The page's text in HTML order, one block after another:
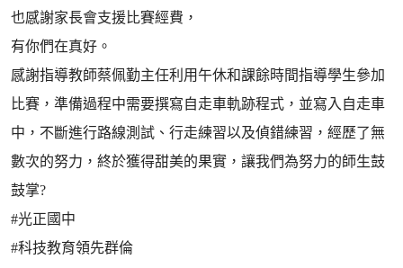
也感謝家長會支援比賽經費，
有你們在真好。
感謝指導教師蔡佩勤主任利用午休和課餘時間指導學生參加
比賽，準備過程中需要撰寫自走車軌跡程式，並寫入自走車
中，不斷進行路線測試、行走練習以及偵錯練習，經歷了無
數次的努力，終於獲得甜美的果實，讓我們為努力的師生鼓
鼓掌?
#光正國中
#科技教育領先群倫